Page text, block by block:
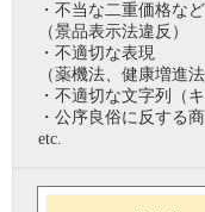
・不当な二重価格など
（景品表示法違反）
・不適切な表現
（薬機法、健康増進
・不適切な文字列（
・公序良俗に反する
etc.